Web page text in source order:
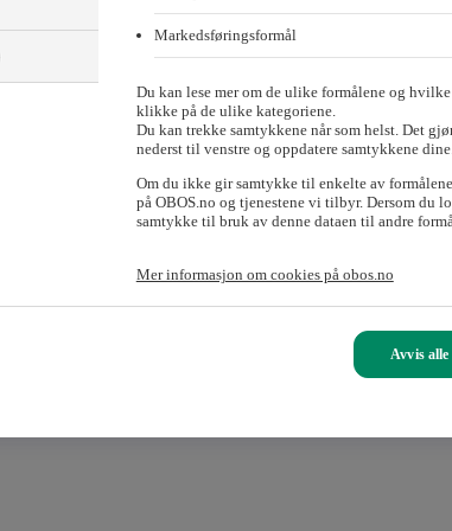
Du kan bli delegat på to måter:
blir valgt på årsmøtet i sitt eget borettslag.
Medlemmer som ikke eier OBOS-bolig kan melde seg
i OBOS.
Markedsføringsformål
Du kan lese mer om de ulike formålene og
klikke på de ulike kategoriene.
Du kan trekke samtykkene når som helst. Det
nederst til venstre og oppdatere samtykkene
Om du ikke gir samtykke til enkelte av
på OBOS.no og tjenestene vi tilbyr. Dersom du
samtykke til bruk av denne dataen til andre
Mer informasjon om cookies på obos.no
Avvis alle